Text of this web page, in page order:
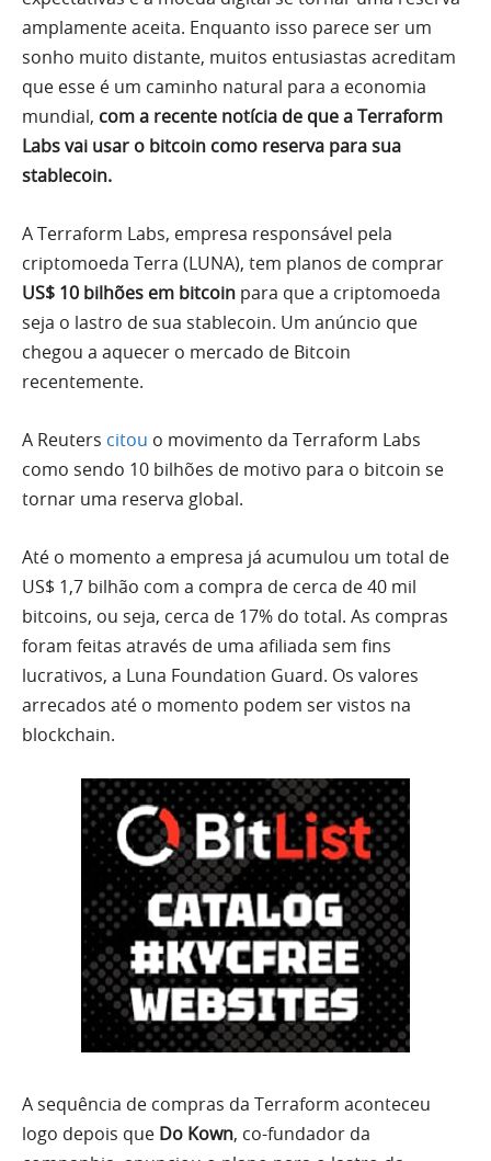
amplamente aceita. Enquanto isso parece ser um
sonho muito distante, muitos entusiastas acreditam
que esse é um caminho natural para a economia
mundial, com a recente notícia de que a Terraform
Labs vai usar o bitcoin como reserva para sua
stablecoin.
A Terraform Labs, empresa responsável pela
criptomoeda Terra (LUNA), tem planos de comprar
US$ 10 bilhões em bitcoin para que a criptomoeda
seja o lastro de sua stablecoin. Um anúncio que
chegou a aquecer o mercado de Bitcoin
recentemente.
A Reuters citou o movimento da Terraform Labs
como sendo 10 bilhões de motivo para o bitcoin se
tornar uma reserva global.
Até o momento a empresa já acumulou um total de
US$ 1,7 bilhão com a compra de cerca de 40 mil
bitcoins, ou seja, cerca de 17% do total. As compras
foram feitas através de uma afiliada sem fins
lucrativos, a Luna Foundation Guard. Os valores
arrecados até o momento podem ser vistos na
blockchain.
A sequência de compras da Terraform aconteceu
logo depois que Do Kown, co-fundador da